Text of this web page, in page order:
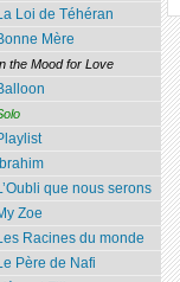
Loi de Téhéran
Mère
the Mood for Love
Ibrahim
que nous serons
Zoe
Racines du monde
Père de Nafi